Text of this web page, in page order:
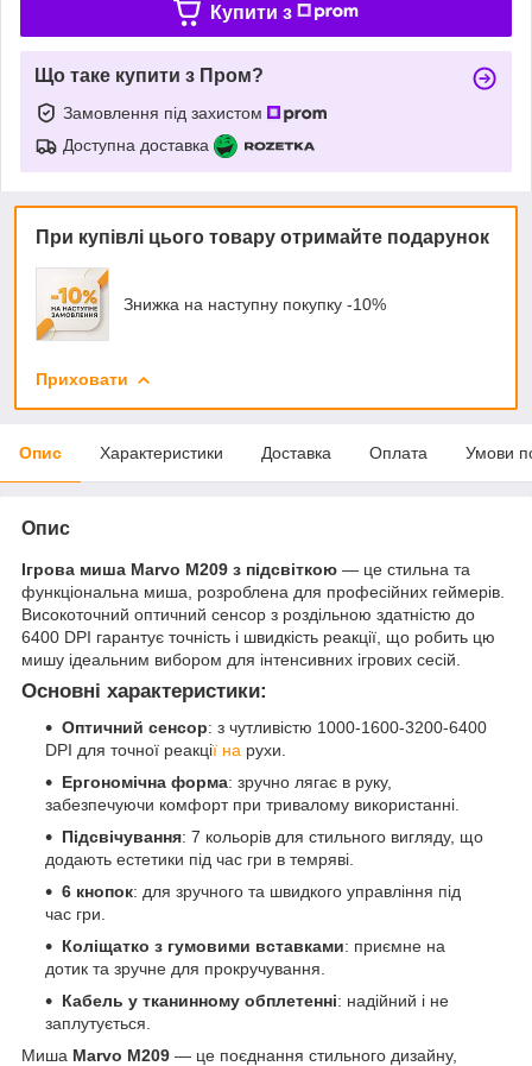
Купити з
Що таке купити з Пром?
Замовлення під захистом
Доступна доставка
При купівлі цього товару отримайте подарунок
Знижка на наступну покупку -10%
Приховати
Опис Характеристики Доставка Оплата Умови
Опис
Ігрова миша Marvo M209 з підсвіткою — це стильна та
функціональна миша, розроблена для професійних геймерів.
Високоточний оптичний сенсор з роздільною здатністю до
6400 DPI гарантує точність і швидкість реакції, що робить цю
мишу ідеальним вибором для інтенсивних ігрових сесій.
Основні характеристики:
Оптичний сенсор: з чутливістю 1000-1600-3200-6400
DPI для точної реакції на рухи.
Ергономічна форма: зручно лягає в руку,
забезпечуючи комфорт при тривалому використанні.
Підсвічування: 7 кольорів для стильного вигляду, що
додають естетики під час гри в темряві.
6 кнопок: для зручного та швидкого управління під
час гри.
Коліщатко з гумовими вставками: приємне на
дотик та зручне для прокручування.
Кабель у тканинному обплетенні: надійний і не
заплутується.
Миша Marvo M209 — це поєднання стильного дизайну,